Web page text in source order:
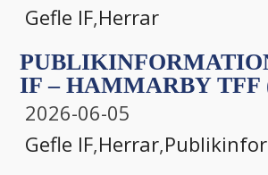
Gefle IF,Herrar
IF – HAMMARBY TFF
2026-06-05
Gefle IF,Herrar,